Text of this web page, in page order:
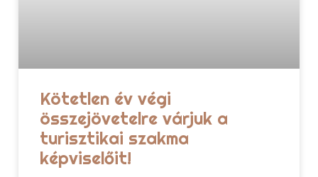
Kötetlen év végi
összejövetelre várjuk a
turisztikai szakma
képviselőit!